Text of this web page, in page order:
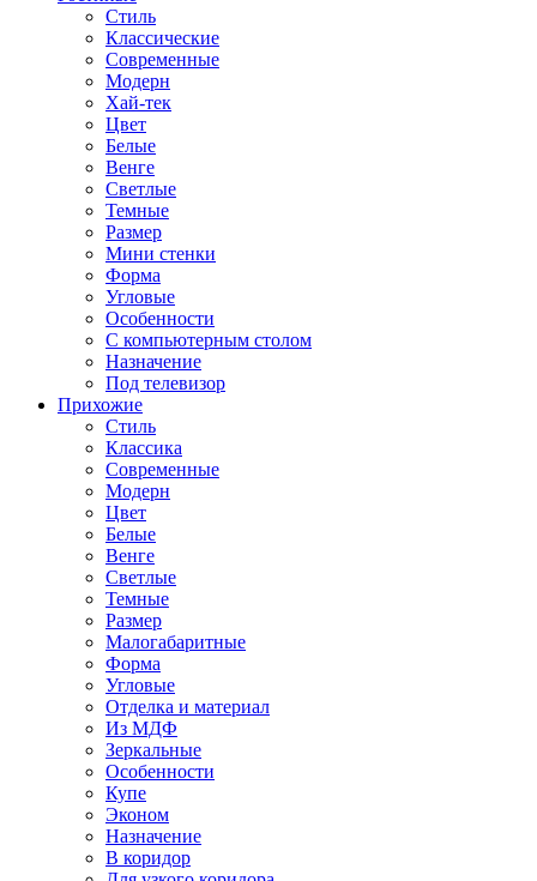
Стиль
Классические
Современные
Модерн
Хай-тек
Цвет
Белые
Венге
Светлые
Темные
Размер
Мини стенки
Форма
Угловые
Особенности
С компьютерным столом
Назначение
Под телевизор
Прихожие
Стиль
Классика
Современные
Модерн
Цвет
Белые
Венге
Светлые
Темные
Размер
Малогабаритные
Форма
Угловые
Отделка и материал
Из МДФ
Зеркальные
Особенности
Купе
Эконом
Назначение
В коридор